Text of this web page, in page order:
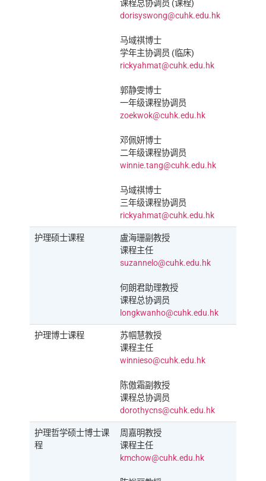
课程总协调员 (课程)
dorisyswong@cuhk.edu.hk
马域祺博士
学年主协调员 (临床)
rickyahmat@cuhk.edu.hk
郭静雯博士
一年级课程协调员
zoekwok@cuhk.edu.hk
邓佩妍博士
二年级课程协调员
winnie.tang@cuhk.edu.hk
马域祺博士
三年级课程协调员
rickyahmat@cuhk.edu.hk
护理硕士课程
盧海珊副教授
课程主任
suzannelo@cuhk.edu.hk
何朗君助理教授
课程总协调员
longkwanho@cuhk.edu.hk
护理博士课程
苏帼慧教授
课程主任
winnieso@cuhk.edu.hk
陈傲霜副教授
课程总协调员
dorothycns@cuhk.edu.hk
护理哲学硕士博士课
程
周嘉明教授
课程主任
kmchow@cuhk.edu.hk